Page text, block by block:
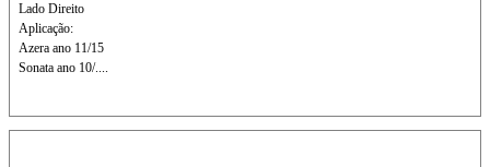
Lado Direito
Aplicação:
Azera ano 11/15
Sonata ano 10/....